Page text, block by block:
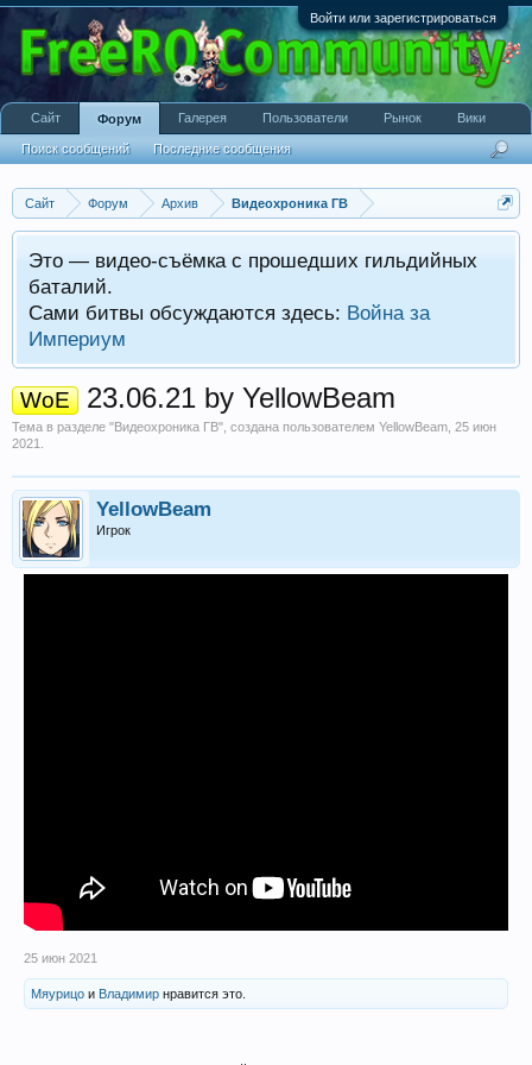
Войти или зарегистрироваться
Сайт Форум Архив Видеохроника ГВ
Это — видео-съёмка с прошедших гильдийных
баталий.
Сами битвы обсуждаются здесь: Война за
Империум
WoE 23.06.21 by YellowBeam
Тема в разделе "Видеохроника ГВ", создана пользователем YellowBeam 25 июн
2021
YellowBeam
Игрок
25 июн 2021
Мяурицо и Владимир нравится это.
Сайт Форум
Поиск сообщений Последние сообщения
Галерея Пользователи Рынок Вики